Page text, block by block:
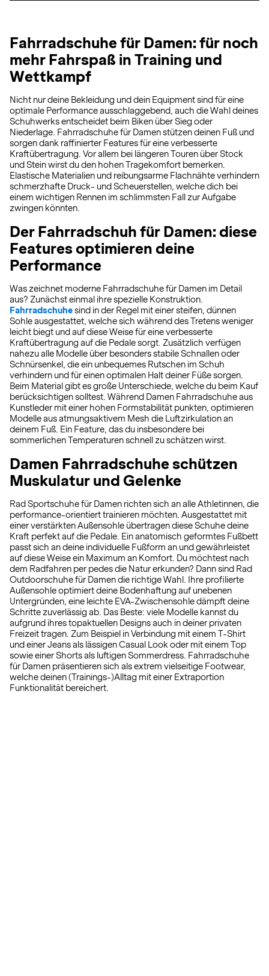
Fahrradschuhe für Damen: für noch
mehr Fahrspaß in Training und
Wettkampf
Nicht nur deine Bekleidung und dein Equipment sind für eine
optimale Performance ausschlaggebend, auch die Wahl deines
Schuhwerks entscheidet beim Biken über Sieg oder
Niederlage. Fahrradschuhe für Damen stützen deinen Fuß und
sorgen dank raffinierter Features für eine verbesserte
Kraftübertragung. Vor allem bei längeren Touren über Stock
und Stein wirst du den hohen Tragekomfort bemerken.
Elastische Materialien und reibungsarme Flachnähte verhindern
schmerzhafte Druck- und Scheuerstellen, welche dich bei
einem wichtigen Rennen im schlimmsten Fall zur Aufgabe
zwingen könnten.
Der Fahrradschuh für Damen: diese
Features optimieren deine
Performance
Was zeichnet moderne Fahrradschuhe für Damen im Detail
aus? Zunächst einmal ihre spezielle Konstruktion.
Fahrradschuhesind in der Regel mit einer steifen, dünnen
Sohle ausgestattet, welche sich während des Tretens weniger
leicht biegt und auf diese Weise für eine verbesserte
Kraftübertragung auf die Pedale sorgt. Zusätzlich verfügen
nahezu alle Modelle über besonders stabile Schnallen oder
Schnürsenkel, die ein unbequemes Rutschen im Schuh
verhindern und für einen optimalen Halt deiner Füße sorgen.
Beim Material gibt es große Unterschiede, welche du beim Kauf
berücksichtigen solltest. Während Damen Fahrradschuhe aus
Kunstleder mit einer hohen Formstabilität punkten, optimieren
Modelle aus atmungsaktivem Mesh die Luftzirkulation an
deinem Fuß. Ein Feature, das du insbesondere bei
sommerlichen Temperaturen schnell zu schätzen wirst.
Damen Fahrradschuhe schützen
Muskulatur und Gelenke
Rad Sportschuhe für Damen richten sich an alle Athletinnen, die
performance-orientiert trainieren möchten. Ausgestattet mit
einer verstärkten Außensohle übertragen diese Schuhe deine
Kraft perfekt auf die Pedale. Ein anatomisch geformtes Fußbett
passt sich an deine individuelle Fußform an und gewährleistet
auf diese Weise ein Maximum an Komfort. Du möchtest nach
dem Radfahren per pedes die Natur erkunden? Dann sind Rad
Outdoorschuhe für Damen die richtige Wahl. Ihre profilierte
Außensohle optimiert deine Bodenhaftung auf unebenen
Untergründen, eine leichte EVA-Zwischensohle dämpft deine
Schritte zuverlässig ab. Das Beste: viele Modelle kannst du
aufgrund ihres topaktuellen Designs auch in deiner privaten
Freizeit tragen. Zum Beispiel in Verbindung mit einem T-Shirt
und einer Jeans als lässigen Casual Look oder mit einem Top
sowie einer Shorts als luftigen Sommerdress. Fahrradschuhe
für Damen präsentieren sich als extrem vielseitige Footwear,
welche deinen (Trainings-)Alltag mit einer Extraportion
Funktionalität bereichert.